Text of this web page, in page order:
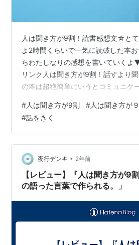
人は聞き方が9割！読書感想文☆と
よ2時間くらいで一気に読破した本
らわたしなりの感想を書いていくよ
リンク人は聞き方が9割！話すより
の本は超絶簡単にいうとコミュニケ
が書いてある本だよなぜ聞くことが
磨くことで得られるメリット簡単に
方法嫌われない聞き方聞き方はスキ
切こんなことが書かれてた▼本の詳
Amazonの商品ページを見てみてね
9割はこんな人におすすめ世の中話
#人は聞き方が9割 #人は聞き方が
#話をきく
夜行デンキ • 2年前
【レビュー】『人は聞き方が9
の語った言葉で作られる。」